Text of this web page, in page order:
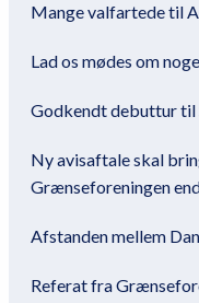
Mange valfartede til
Lad os mødes om
Godkendt debuttur til
Ny avisaftale skal
Grænseforeningen
Afstanden mellem
Referat fra